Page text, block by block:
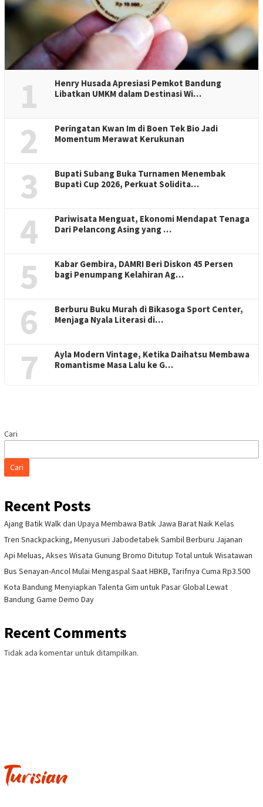
1
Henry Husada Apresiasi Pemkot Bandung
Libatkan UMKM dalam Destinasi Wi…
2
Peringatan Kwan Im di Boen Tek Bio Jadi
Momentum Merawat Kerukunan
3
Bupati Subang Buka Turnamen Menembak
Bupati Cup 2026, Perkuat Solidita…
4
Pariwisata Menguat, Ekonomi Mendapat Tenaga
Dari Pelancong Asing yang …
5
Kabar Gembira, DAMRI Beri Diskon 45 Persen
bagi Penumpang Kelahiran Ag…
6
Berburu Buku Murah di Bikasoga Sport Center,
Menjaga Nyala Literasi di…
7
Ayla Modern Vintage, Ketika Daihatsu Membawa
Romantisme Masa Lalu ke G…
Cari
Cari
Recent Posts
Ajang Batik Walk dan Upaya Membawa Batik Jawa Barat Naik Kelas
Tren Snackpacking, Menyusuri Jabodetabek Sambil Berburu Jajanan
Api Meluas, Akses Wisata Gunung Bromo Ditutup Total untuk Wisatawan
Bus Senayan-Ancol Mulai Mengaspal Saat HBKB, Tarifnya Cuma Rp3.500
Kota Bandung Menyiapkan Talenta Gim untuk Pasar Global Lewat
Bandung Game Demo Day
Recent Comments
Tidak ada komentar untuk ditampilkan.